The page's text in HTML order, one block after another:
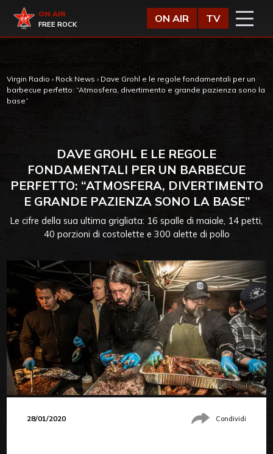
Virgin Radio
ON AIR
FREE ROCK
ON AIR TV
Virgin Radio › Rock News › Dave Grohl e le regole fondamentali per un
barbecue perfetto: “Atmosfera, divertimento e grande pazienza sono la
base”
DAVE GROHL E LE REGOLE
FONDAMENTALI PER UN BARBECUE
PERFETTO: “ATMOSFERA, DIVERTIMENTO
E GRANDE PAZIENZA SONO LA BASE”
Le cifre della sua ultima grigliata: 16 spalle di maiale, 14 petti,
40 porzioni di costolette e 300 alette di pollo
28/01/2020 Condividi